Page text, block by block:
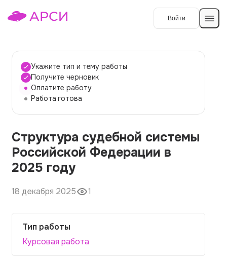
Войти
Темы работ
О сервисе
О компании
Наши гарантии
Вопросы и ответы
Контакты
Укажите тип и тему работы
Получите черновик
Оплатите работу
Работа готова
Структура судебной системы
Российской Федерации в
2025 году
18 декабря 2025 1
Тип работы
Курсовая работа